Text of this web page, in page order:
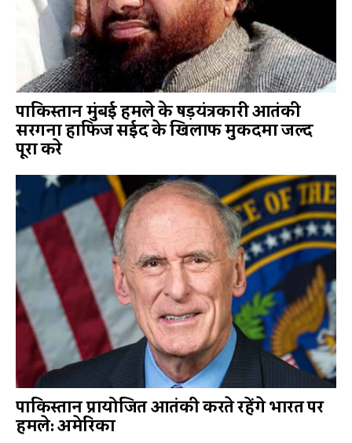
पाकिस्तान मुंबई हमले के षड़यंत्रकारी आतंकी
सरगना हाफिज सईद के खिलाफ मुकदमा जल्द
पूरा करे
पाकिस्तान प्रायोजित आतंकी करते रहेंगे भारत पर
हमले: अमेरिका